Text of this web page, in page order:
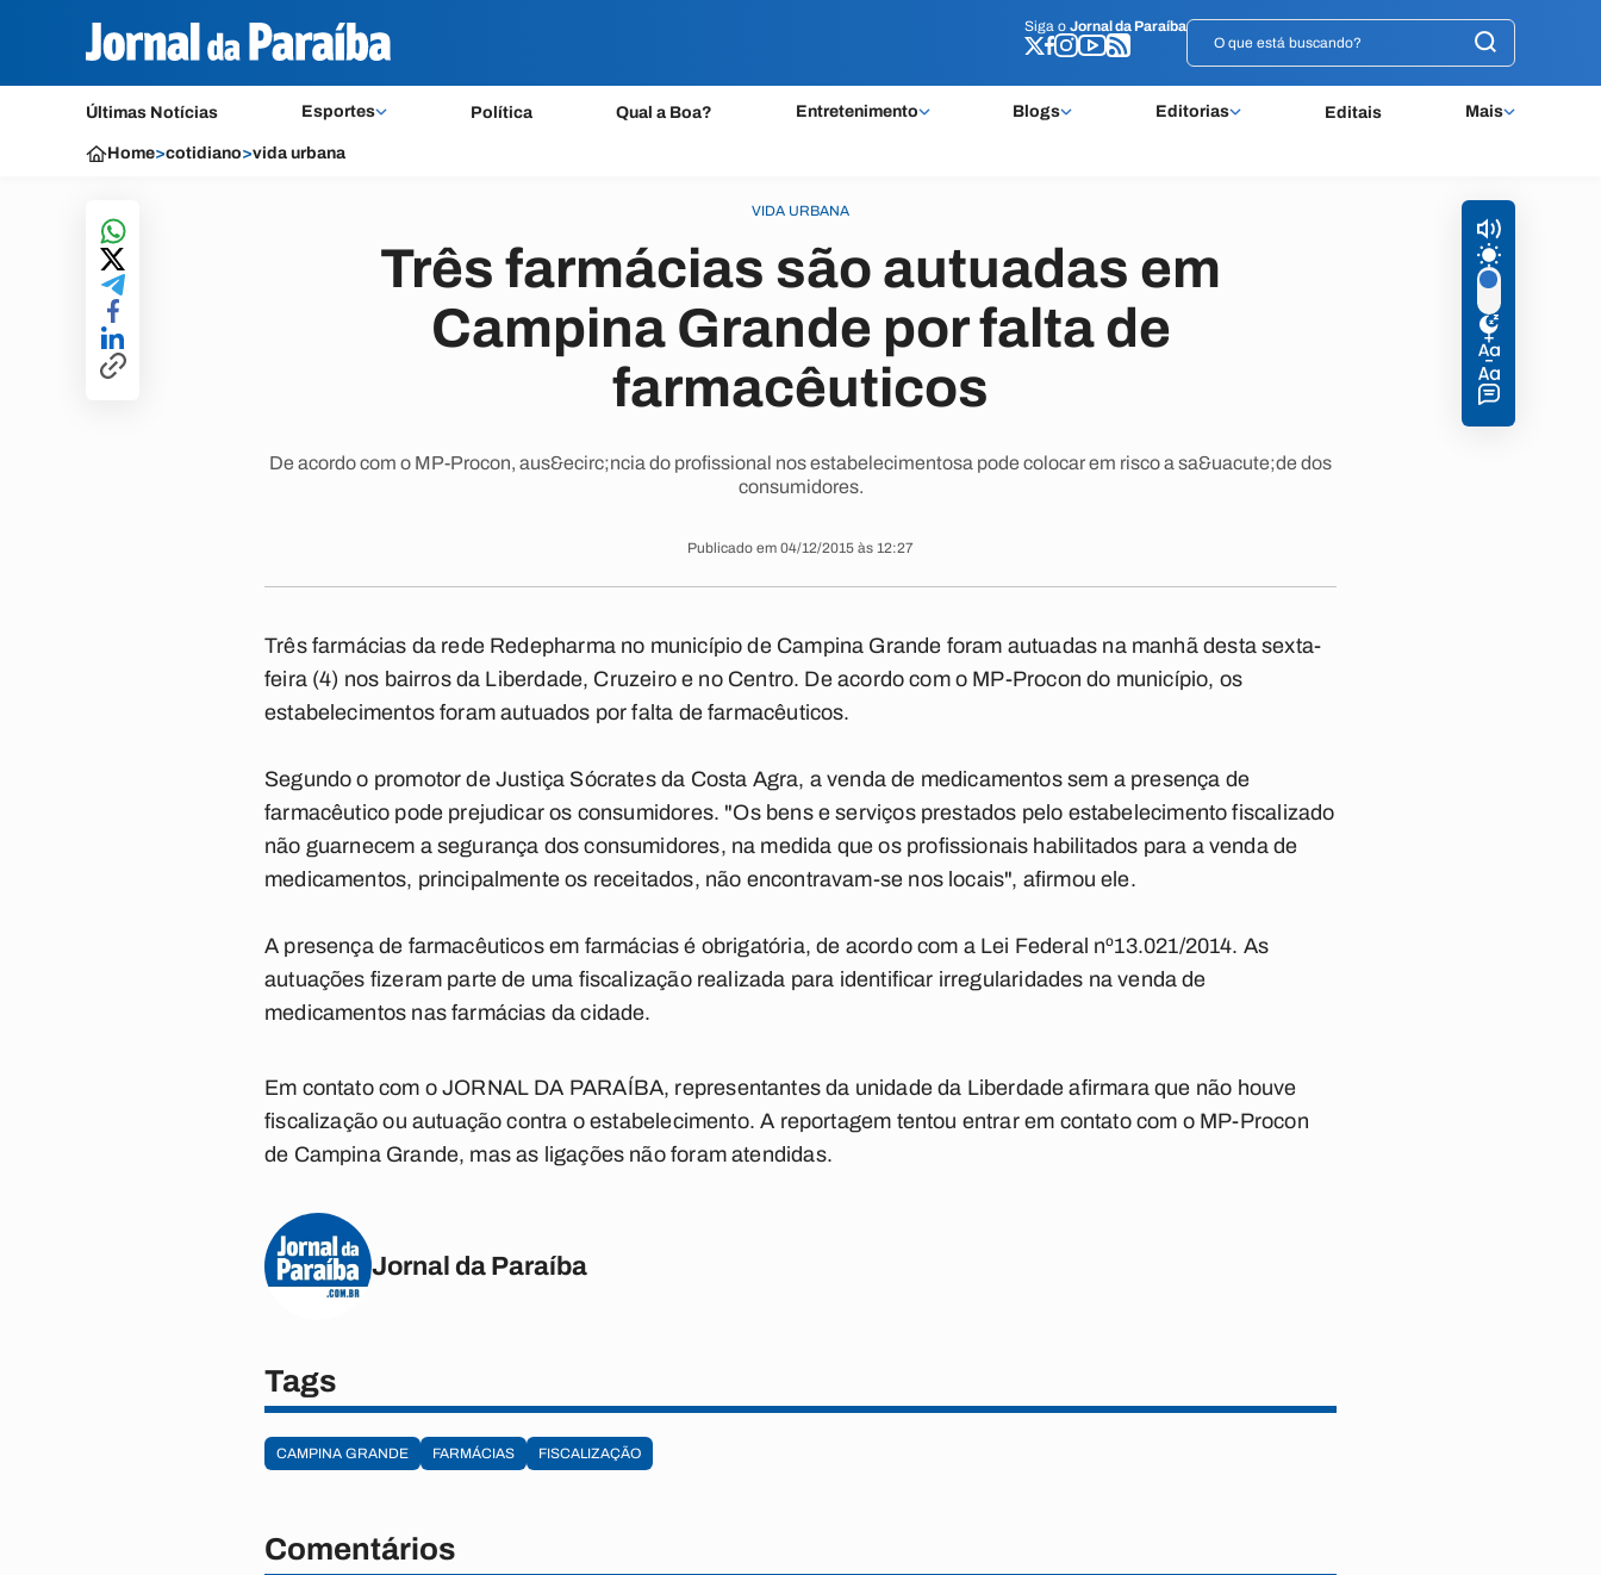
Siga o Jornal da Paraíba
Últimas Notícias Esportes Política Qual a Boa? Entretenimento Blogs Editorias Editais Mais
Siga o Jornal da Paraíba
Home>cotidiano>vida urbana
VIDA URBANA
Três farmácias são autuadas em
Campina Grande por falta de
farmacêuticos
De acordo com o MP-Procon, aus&ecirc;ncia do profissional nos estabelecimentosa pode colocar em risco a sa&uacute;de dos
consumidores.
Publicado em 04/12/2015 às 12:27
Três farmácias da rede Redepharma no município de Campina Grande foram autuadas na manhã desta sexta-
feira (4) nos bairros da Liberdade, Cruzeiro e no Centro. De acordo com o MP-Procon do município, os
estabelecimentos foram autuados por falta de farmacêuticos.
Segundo o promotor de Justiça Sócrates da Costa Agra, a venda de medicamentos sem a presença de
farmacêutico pode prejudicar os consumidores. "Os bens e serviços prestados pelo estabelecimento fiscalizado
não guarnecem a segurança dos consumidores, na medida que os profissionais habilitados para a venda de
medicamentos, principalmente os receitados, não encontravam-se nos locais", afirmou ele.
A presença de farmacêuticos em farmácias é obrigatória, de acordo com a Lei Federal nº13.021/2014. As
autuações fizeram parte de uma fiscalização realizada para identificar irregularidades na venda de
medicamentos nas farmácias da cidade.
Em contato com o JORNAL DA PARAÍBA, representantes da unidade da Liberdade afirmara que não houve
fiscalização ou autuação contra o estabelecimento. A reportagem tentou entrar em contato com o MP-Procon
de Campina Grande, mas as ligações não foram atendidas.
Jornal da Paraíba
Tags
CAMPINA GRANDE FARMÁCIAS FISCALIZAÇÃO
Comentários